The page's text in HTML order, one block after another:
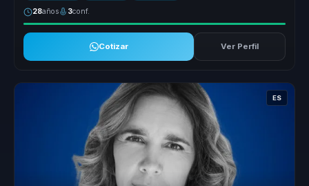
28años 3conf.
Cotizar Ver Perfil
ES